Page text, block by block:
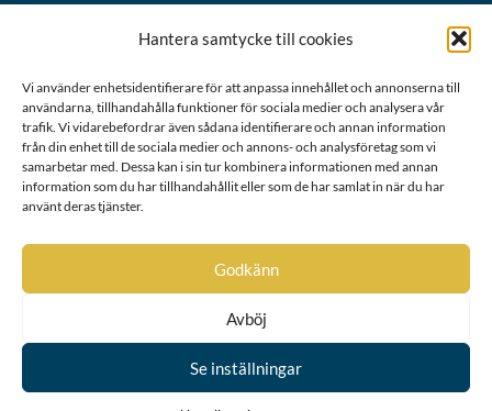
Hantera samtycke till cookies
Vi använder enhetsidentifierare för att anpassa innehållet och annonserna till
användarna, tillhandahålla funktioner för sociala medier och analysera vår
trafik. Vi vidarebefordrar även sådana identifierare och annan information
från din enhet till de sociala medier och annons- och analysföretag som vi
samarbetar med. Dessa kan i sin tur kombinera informationen med annan
information som du har tillhandahållit eller som de har samlat in när du har
använt deras tjänster.
Godkänn
Avböj
Se inställningar
BESÖKS- OCH POSTADRESS
Riddarhustorget 10
Karta